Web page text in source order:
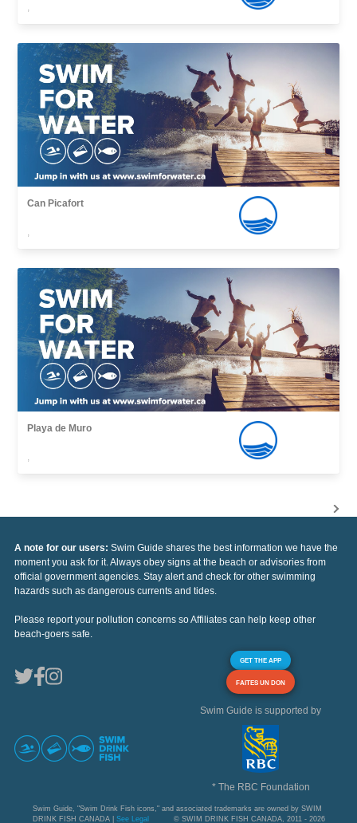
,
Can Picafort
,
Playa de Muro
,
A note for our users: Swim Guide shares the best information we have the
moment you ask for it. Always obey signs at the beach or advisories from
official government agencies. Stay alert and check for other swimming
hazards such as dangerous currents and tides.
Please report your pollution concerns so Affiliates can help keep other
beach-goers safe.
GET THE APP
FAITES UN DON
Swim Guide is supported by
* The RBC Foundation
Swim Guide, "Swim Drink Fish icons," and associated trademarks are owned by SWIM
DRINK FISH CANADA | See Legal © SWIM DRINK FISH CANADA, 2011 - 2026